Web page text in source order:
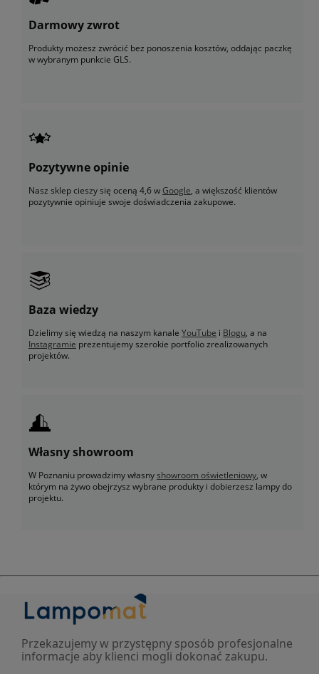
Darmowy zwrot
Produkty możesz zwrócić bez ponoszenia kosztów, oddając paczkę
w wybranym punkcie GLS.
Pozytywne opinie
Nasz sklep cieszy się oceną 4,6 wGoogle, a większość klientów
pozytywnie opiniuje swoje doświadczenia zakupowe.
Baza wiedzy
Dzielimy się wiedzą na naszym kanale YouTube i Blogu, a na
Instagramie prezentujemy szerokie portfolio zrealizowanych
projektów.
Własny showroom
W Poznaniu prowadzimy własnyshowroom oświetleniowy, w
którym na żywo obejrzysz wybrane produkty i dobierzesz lampy do
projektu.
Przekazujemy w przystępny sposób profesjonalne
informacje aby klienci mogli dokonać zakupu.